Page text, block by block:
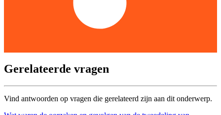
Gerelateerde vragen
Vind antwoorden op vragen die gerelateerd zijn aan dit onderwerp.